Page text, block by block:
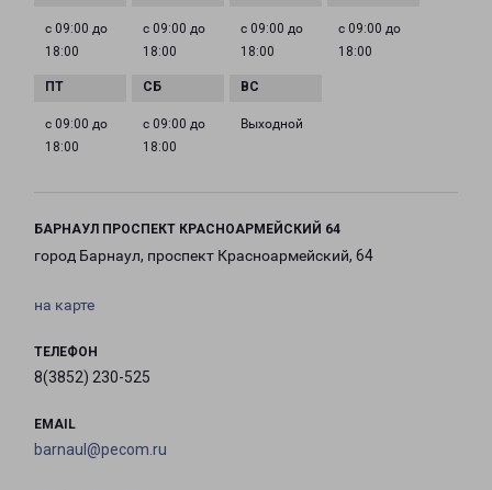
с 09:00 до
18:00
с 09:00 до
18:00
с 09:00 до
18:00
с 09:00 до
18:00
с 09:00 до
18:00
с 09:00 до
18:00
Выходной
БАРНАУЛ ПРОСПЕКТ КРАСНОАРМЕЙСКИЙ 64
город Барнаул, проспект Красноармейский, 64
на карте
ТЕЛЕФОН
8(3852) 230-525
EMAIL
barnaul@pecom.ru